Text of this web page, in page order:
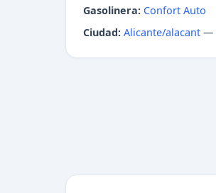
Gasolinera: Confort Auto
Ciudad: Alicante/alacant —